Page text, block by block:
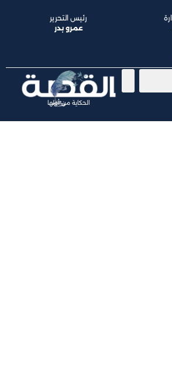
الحكاية من أولها
رئيس التحرير
عمرو بدر